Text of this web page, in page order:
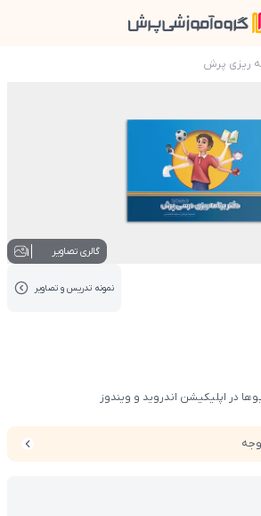
ریزی پرش
گالری تصاویر 1
نمونه تدریس‌ و تصاویر
در اپلیکیشن اندروید و ویندوز